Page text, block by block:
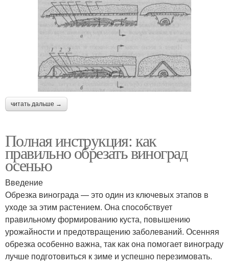
читать дальше →
Полная инструкция: как
правильно обрезать виноград
осенью
Введение
Обрезка винограда — это один из ключевых этапов в
уходе за этим растением. Она способствует
правильному формированию куста, повышению
урожайности и предотвращению заболеваний. Осенняя
обрезка особенно важна, так как она помогает винограду
лучше подготовиться к зиме и успешно перезимовать.